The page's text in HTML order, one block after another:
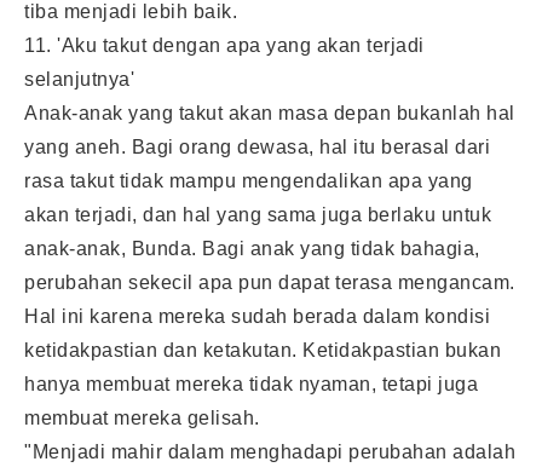
tiba menjadi lebih baik.
11. 'Aku takut dengan apa yang akan terjadi
selanjutnya'
Anak-anak yang takut akan masa depan bukanlah hal
yang aneh. Bagi orang dewasa, hal itu berasal dari
rasa takut tidak mampu mengendalikan apa yang
akan terjadi, dan hal yang sama juga berlaku untuk
anak-anak, Bunda. Bagi anak yang tidak bahagia,
perubahan sekecil apa pun dapat terasa mengancam.
Hal ini karena mereka sudah berada dalam kondisi
ketidakpastian dan ketakutan. Ketidakpastian bukan
hanya membuat mereka tidak nyaman, tetapi juga
membuat mereka gelisah.
"Menjadi mahir dalam menghadapi perubahan adalah